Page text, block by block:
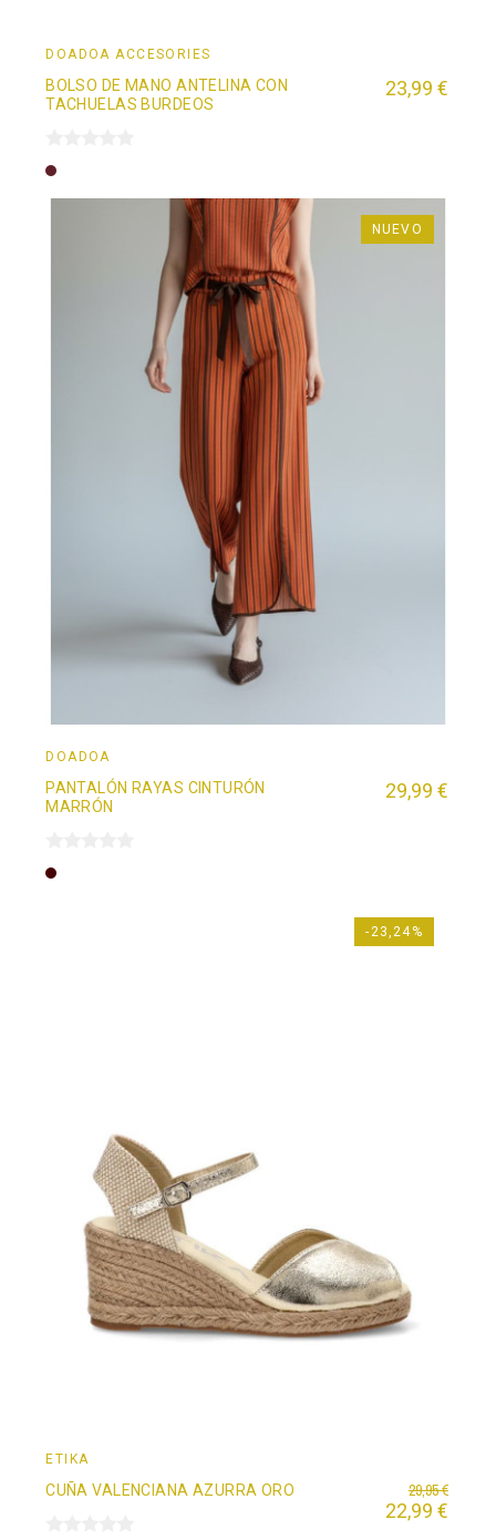
DOADOÄ ACCESORIES
BOLSO DE MANO ANTELINA CON
TACHUELAS BURDEOS
23,99 €
Burdeos
DOADOÄ
PANTALÓN RAYAS CINTURÓN
MARRÓN
29,99 €
NUEVO
Marrón
ÉTIKA
CUÑA VALENCIANA AZURRA ORO 29,95 €
22,99 €
-23,24%